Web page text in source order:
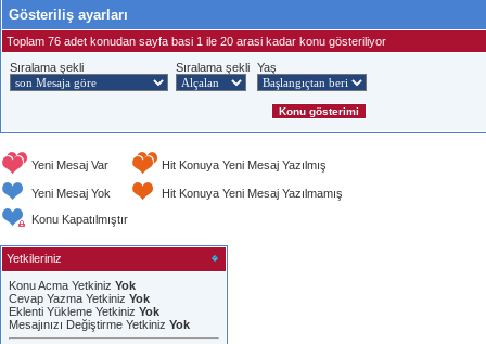
Gösteriliş ayarları
Toplam 76 adet konudan sayfa basi 1 ile 20 arasi kadar konu gösteriliyor
Sıralama şekli
Sıralama şekli Yaş
Yeni Mesaj Var Hit Konuya Yeni Mesaj Yazılmış
Yeni Mesaj Yok
Hit Konuya Yeni Mesaj Yazılmamış
Konu Kapatılmıştır
Yetkileriniz
Konu Acma Yetkiniz Yok
Cevap Yazma Yetkiniz Yok
Eklenti Yükleme Yetkiniz Yok
Mesajınızı Değiştirme Yetkiniz Yok